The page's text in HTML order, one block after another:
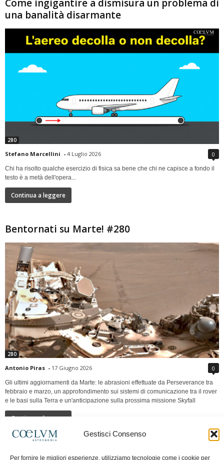
Gestisci Consenso
Per fornire le migliori esperienze, utilizziamo tecnologie come i cookie per
Come ingigantire a dismisura un problema di
una banalità disarmante
280
Stefano Marcellini - 4 Luglio 2026 0
Chi ha risolto qualche esercizio di fisica sa bene che chi ne capisce a fondo il
testo è a metà dell'opera...
Continua a leggere
Bentornati su Marte! #280
280
Antonio Piras - 17 Giugno 2026 0
Gli ultimi aggiornamenti da Marte: le abrasioni effettuate da Perseverance tra
febbraio e marzo, un approfondimento sui sistemi di comunicazione tra il rover
e le basi sulla Terra e un'anticipazione sulla prossima missione Skyfall
Continua a leggere